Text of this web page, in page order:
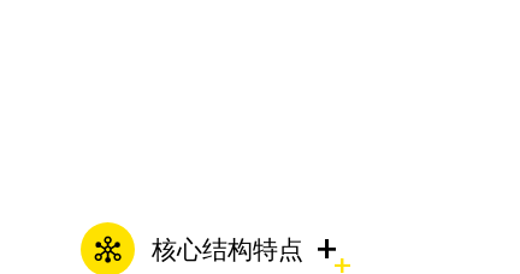
陶瓷渣浆泵 核心结构特点 +